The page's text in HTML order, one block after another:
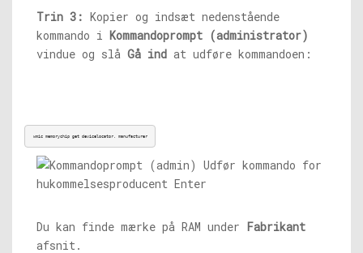
Trin 3: Kopier og indsæt nedenstående
kommando i Kommandoprompt (administrator)
vindue og slå Gå ind at udføre kommandoen:
wmic memorychip get devicelocator, manufacturer
Du kan finde mærke på RAM under Fabrikant
afsnit.